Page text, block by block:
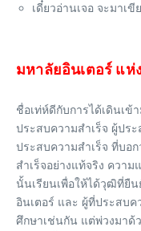
เดี๋ยวอ่านเจอ จะมาเ
มหาลัยอินเตอร์ แห่
ชื่อเท่ห์ดีกับการได้เดินเข้
ประสบความสำเร็จ ผู้ปร
ประสบความสำเร็จ ที่บอ
สำเร็จอย่างแท้จริง ควา
นั้นเรียนเพื่อให้ได้วุฒิที่ยืน
อินเตอร์ และ ผู้ที่ประสบค
ศึกษาเช่นกัน แต่พ่วงมาด้